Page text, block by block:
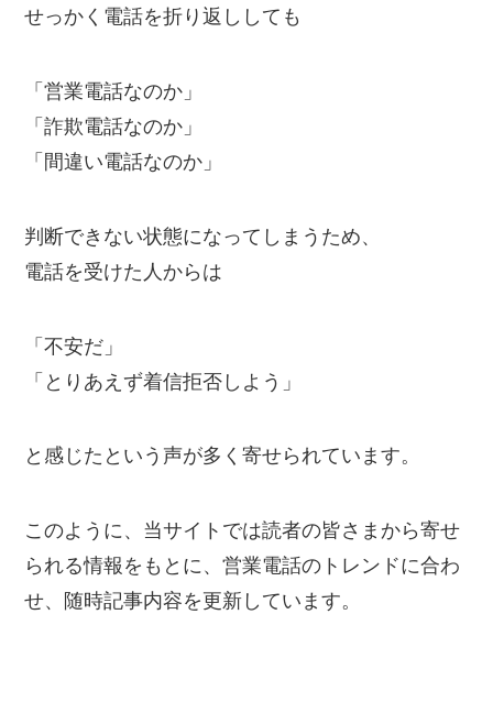
せっかく電話を折り返ししても
「営業電話なのか」
「詐欺電話なのか」
「間違い電話なのか」
判断できない状態になってしまうため、
電話を受けた人からは
「不安だ」
「とりあえず着信拒否しよう」
と感じたという声が多く寄せられています。
このように、当サイトでは読者の皆さまから寄せ
られる情報をもとに、営業電話のトレンドに合わ
せ、随時記事内容を更新しています。